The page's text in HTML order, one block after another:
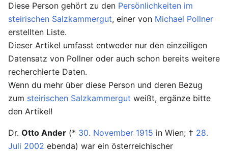
Diese Person gehört zu den Persönlichkeiten im
steirischen Salzkammergut, einer von Michael Pollner
erstellten Liste.
Dieser Artikel umfasst entweder nur den einzeiligen
Datensatz von Pollner oder auch schon bereits weitere
recherchierte Daten.
Wenn du mehr über diese Person und deren Bezug
zum steirischen Salzkammergut weißt, ergänze bitte
den Artikel!
Dr. Otto Ander (* 30. November 1915 in Wien; † 28.
Juli 2002 ebenda) war ein österreichischer